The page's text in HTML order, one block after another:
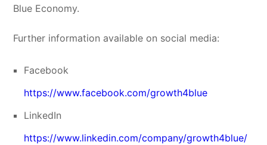
Blue Economy.
Further information available on social media:
Facebook
https://www.facebook.com/growth4blue
LinkedIn
https://www.linkedin.com/company/growth4blue/